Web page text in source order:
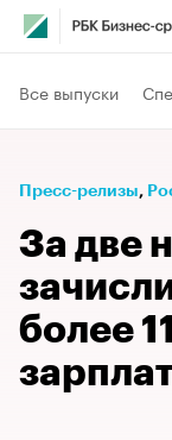
Все выпуски
Пресс-релизы⁠,
За две
более